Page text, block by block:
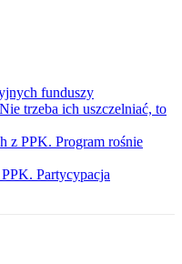
funduszy
trzeba ich uszczelniać, to
z PPK. Program rośnie
Partycypacja